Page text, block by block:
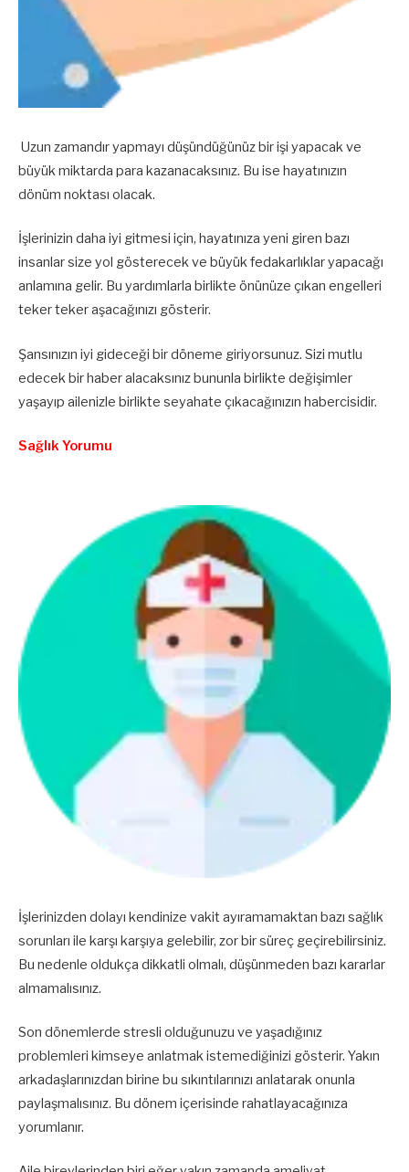
Uzun zamandır yapmayı düşündüğünüz bir işi yapacak ve
büyük miktarda para kazanacaksınız. Bu ise hayatınızın
dönüm noktası olacak.
İşlerinizin daha iyi gitmesi için, hayatınıza yeni giren bazı
insanlar size yol gösterecek ve büyük fedakarlıklar yapacağı
anlamına gelir. Bu yardımlarla birlikte önünüze çıkan engelleri
teker teker aşacağınızı gösterir.
Şansınızın iyi gideceği bir döneme giriyorsunuz. Sizi mutlu
edecek bir haber alacaksınız bununla birlikte değişimler
yaşayıp ailenizle birlikte seyahate çıkacağınızın habercisidir.
Sağlık Yorumu
İşlerinizden dolayı kendinize vakit ayıramamaktan bazı sağlık
sorunları ile karşı karşıya gelebilir, zor bir süreç geçirebilirsiniz.
Bu nedenle oldukça dikkatli olmalı, düşünmeden bazı kararlar
almamalısınız.
Son dönemlerde stresli olduğunuzu ve yaşadığınız
problemleri kimseye anlatmak istemediğinizi gösterir. Yakın
arkadaşlarınızdan birine bu sıkıntılarınızı anlatarak onunla
paylaşmalısınız. Bu dönem içerisinde rahatlayacağınıza
yorumlanır.